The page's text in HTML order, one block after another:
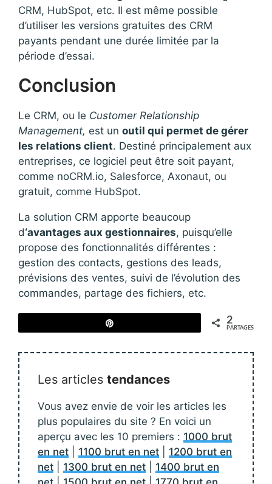
CRM, HubSpot, etc. Il est même possible
d’utiliser les versions gratuites des CRM
payants pendant une durée limitée par la
période d’essai.
Conclusion
Le CRM, ou le Customer Relationship
Management, est un outil qui permet de gérer
les relations client. Destiné principalement aux
entreprises, ce logiciel peut être soit payant,
comme noCRM.io, Salesforce, Axonaut, ou
gratuit, comme HubSpot.
La solution CRM apporte beaucoup
d‘avantages aux gestionnaires, puisqu’elle
propose des fonctionnalités différentes :
gestion des contacts, gestions des leads,
prévisions des ventes, suivi de l’évolution des
commandes, partage des fichiers, etc.
2
PARTAGES
Les articlestendances
Vous avez envie de voir les articles les
plus populaires du site ? En voici un
aperçu avec les 10 premiers : 1000 brut
en net
1100 brut en net
1200 brut en
net
1300 brut en net
1400 brut en